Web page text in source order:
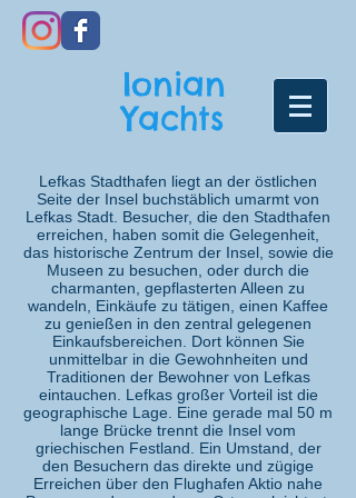
Ionian
Yachts
Lefkas Stadthafen liegt an der östlichen
Seite der Insel buchstäblich umarmt von
Lefkas Stadt. Besucher, die den Stadthafen
erreichen, haben somit die Gelegenheit,
das historische Zentrum der Insel, sowie die
Museen zu besuchen, oder durch die
charmanten, gepflasterten Alleen zu
wandeln, Einkäufe zu tätigen, einen Kaffee
zu genießen in den zentral gelegenen
Einkaufsbereichen. Dort können Sie
unmittelbar in die Gewohnheiten und
Traditionen der Bewohner von Lefkas
eintauchen. Lefkas großer Vorteil ist die
geographische Lage. Eine gerade mal 50 m
lange Brücke trennt die Insel vom
griechischen Festland. Ein Umstand, der
den Besuchern das direkte und zügige
Erreichen über den Flughafen Aktio nahe